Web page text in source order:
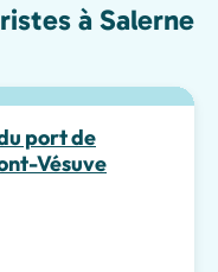
à Salerne
port de
Vésuve